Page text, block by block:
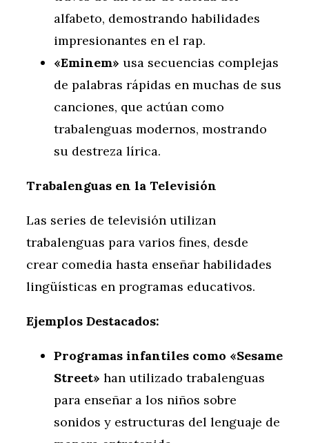
alfabeto, demostrando habilidades
impresionantes en el rap.
«Eminem» usa secuencias complejas
de palabras rápidas en muchas de sus
canciones, que actúan como
trabalenguas modernos, mostrando
su destreza lírica.
Trabalenguas en la Televisión
Las series de televisión utilizan
trabalenguas para varios fines, desde
crear comedia hasta enseñar habilidades
lingüísticas en programas educativos.
Ejemplos Destacados:
Programas infantiles como «Sesame
Street» han utilizado trabalenguas
para enseñar a los niños sobre
sonidos y estructuras del lenguaje de